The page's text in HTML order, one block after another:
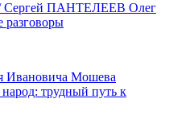
/ Сергей ПАНТЕЛЕЕВ Олег
Ивановича Мошева
трудный путь к